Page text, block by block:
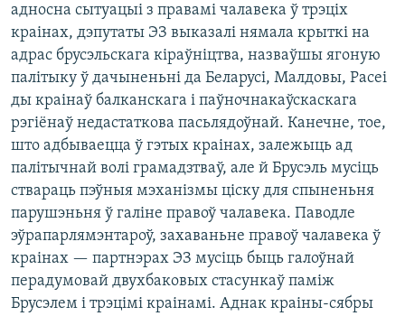
адносна сытуацыі з правамі чалавека ў трэціх
краінах, дэпутаты ЭЗ выказалі нямала крыткі на
адрас брусэльскага кіраўніцтва, назваўшы ягоную
палітыку ў дачыненьні да Беларусі, Малдовы, Расеі
ды краінаў балканскага і паўночнакаўскаскага
рэгіёнаў недастаткова пасьлядоўнай. Канечне, тое,
што адбываецца ў гэтых краінах, залежыць ад
палітычнай волі грамадзтваў, але й Брусэль мусіць
ствараць пэўныя мэханізмы ціску для спыненьня
парушэньня ў галіне правоў чалавека. Паводле
эўрапарлямэнтароў, захаваньне правоў чалавека ў
краінах — партнэрах ЭЗ мусіць быць галоўнай
перадумовай двухбаковых стасункаў паміж
Брусэлем і трэцімі краінамі. Аднак краіны-сябры